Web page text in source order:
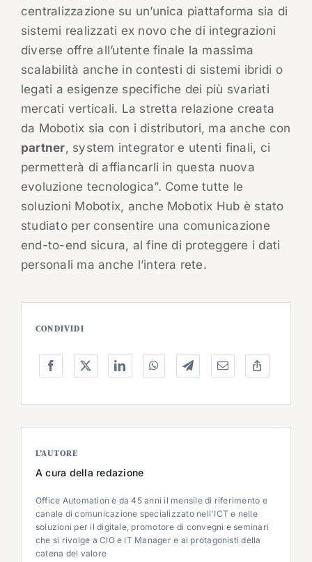
centralizzazione su un’unica piattaforma sia di
sistemi realizzati ex novo che di integrazioni
diverse offre all’utente finale la massima
scalabilità anche in contesti di sistemi ibridi o
legati a esigenze specifiche dei più svariati
mercati verticali. La stretta relazione creata
da Mobotix sia con i distributori, ma anche con
partner, system integrator e utenti finali, ci
permetterà di affiancarli in questa nuova
evoluzione tecnologica”. Come tutte le
soluzioni Mobotix, anche Mobotix Hub è stato
studiato per consentire una comunicazione
end-to-end sicura, al fine di proteggere i dati
personali ma anche l’intera rete.
CONDIVIDI
L’AUTORE
A cura della redazione
Office Automation è da 45 anni il mensile di riferimento e
canale di comunicazione specializzato nell'ICT e nelle
soluzioni per il digitale, promotore di convegni e seminari
che si rivolge a CIO e IT Manager e ai protagonisti della
catena del valore